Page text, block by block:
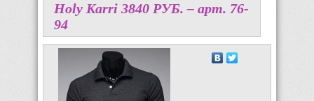
Holy Karri 3840 PУБ. – арт. 76-
94